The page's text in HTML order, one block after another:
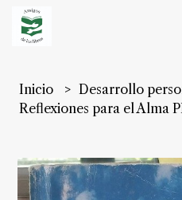
Inicio
Desarrollo
Reflexiones para el Alma